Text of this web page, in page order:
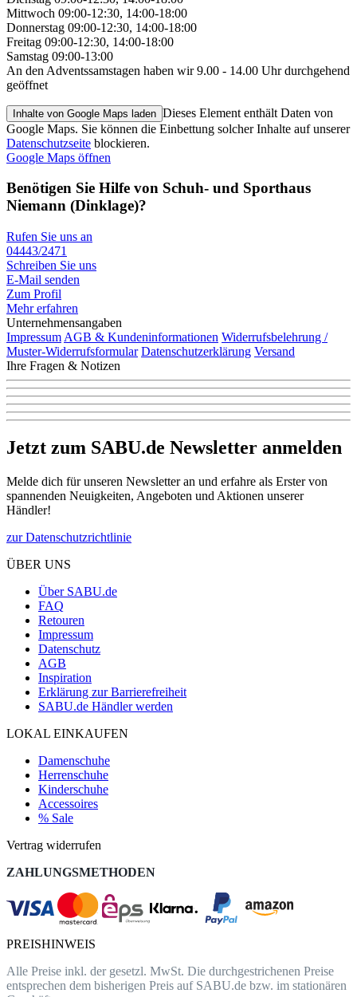
Mittwoch 09:00-12:30, 14:00-18:00
Donnerstag 09:00-12:30, 14:00-18:00
Freitag 09:00-12:30, 14:00-18:00
Samstag 09:00-13:00
An den Adventssamstagen haben wir 9.00 - 14.00 Uhr durchgehend
geöffnet
Inhalte von Google Maps laden Dieses Element enthält Daten von
Google Maps. Sie können die Einbettung solcher Inhalte auf unserer
Datenschutzseite blockieren.
Google Maps öffnen
Benötigen Sie Hilfe von Schuh- und Sporthaus
Niemann (Dinklage)?
Rufen Sie uns an
04443/2471
Schreiben Sie uns
E-Mail senden
Zum Profil
Mehr erfahren
Unternehmensangaben
Impressum AGB & Kundeninformationen Widerrufsbelehrung /
Muster-Widerrufsformular Datenschutzerklärung Versand
Ihre Fragen & Notizen
Jetzt zum SABU.de Newsletter anmelden
Melde dich für unseren Newsletter an und erfahre als Erster von
spannenden Neuigkeiten, Angeboten und Aktionen unserer
Händler!
zur Datenschutzrichtlinie
ÜBER UNS
Über SABU.de
FAQ
Retouren
Impressum
Datenschutz
AGB
Inspiration
Erklärung zur Barrierefreiheit
SABU.de Händler werden
LOKAL EINKAUFEN
Damenschuhe
Herrenschuhe
Kinderschuhe
Accessoires
% Sale
Vertrag widerrufen
ZAHLUNGSMETHODEN
PREISHINWEIS
Alle Preise inkl. der gesetzl. MwSt. Die durchgestrichenen Preise
entsprechen dem bisherigen Preis auf SABU.de bzw. im stationären